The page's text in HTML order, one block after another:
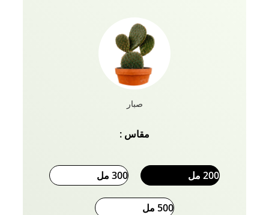
الأطراف مع زيت فاتيكا ناتشورالز للشعر الغني بالصبار مع
جميع الأعشاب.
صبار
مقاس :
200 مل 300 مل
500 مل